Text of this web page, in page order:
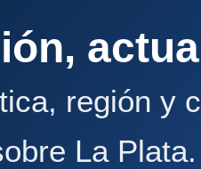
región y
La Plata.